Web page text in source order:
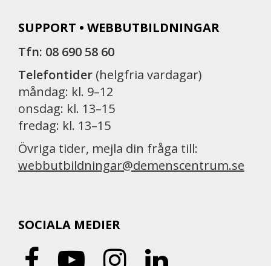
SUPPORT • WEBBUTBILDNINGAR
Tfn: 08 690 58 60
Telefontider (helgfria vardagar)
måndag: kl. 9–12
onsdag: kl. 13–15
fredag: kl. 13–15
Övriga tider, mejla din fråga till:
webbutbildningar@demenscentrum.se
SOCIALA MEDIER